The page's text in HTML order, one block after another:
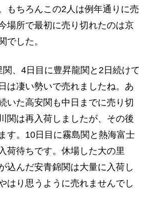
もちろんこの2人は例年通りに売
場所で最初に売り切れたのは京
でした。
、4日目に豊昇龍関と2日続けて
は凄い勢いで売れましたね。あ
いた高安関も中日までに売り切
関は再入荷しましたが、その後
す。10日目に霧島関と熱海富士
荷待ちです。休場した大の里
込んだ安青錦関は大量に入荷し
はり思うように売れませんでし